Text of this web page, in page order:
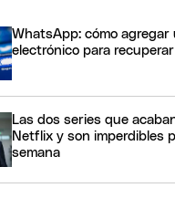
WhatsApp: cómo agregar
electrónico para
Las dos series que
Netflix y son imperdibles
semana